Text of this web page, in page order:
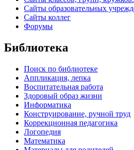
Сайты образовательных
Сайты коллег
Форумы
Библиотека
Поиск по библиотеке
Аппликация, лепка
Воспитательная работа
Здоровый образ жизни
Информатика
Конструирование, ручной труд
Коррекционная педагогика
Логопедия
Математика